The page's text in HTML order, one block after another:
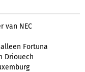
van NEC
Fortuna
Driouech